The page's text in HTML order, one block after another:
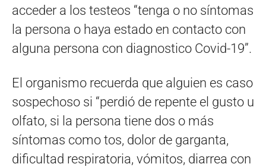
acceder a los testeos “tenga o no síntomas
la persona o haya estado en contacto con
alguna persona con diagnostico Covid-19”.
El organismo recuerda que alguien es caso
sospechoso si “perdió de repente el gusto u
olfato, si la persona tiene dos o más
síntomas como tos, dolor de garganta,
dificultad respiratoria, vómitos, diarrea con